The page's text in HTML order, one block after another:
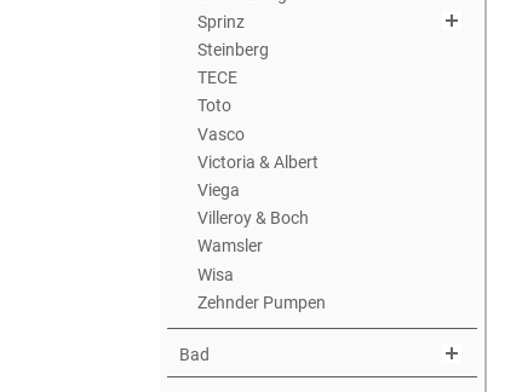
Sprinz
Steinberg
TECE
Toto
Vasco
Victoria & Albert
Viega
Villeroy & Boch
Wamsler
Wisa
Zehnder Pumpen
Bad